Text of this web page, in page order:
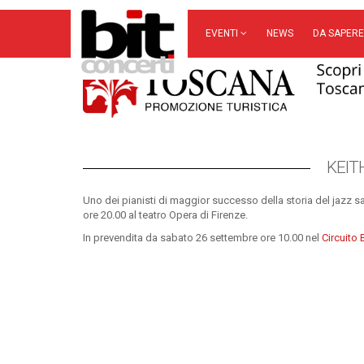
EVENTI NEWS DA SAPERE
Uno dei pianisti di maggior successo della storia del jazz
ore 20.00 al teatro Opera di Firenze.
In prevendita da sabato 26 settembre ore 10.00 nel Circuito